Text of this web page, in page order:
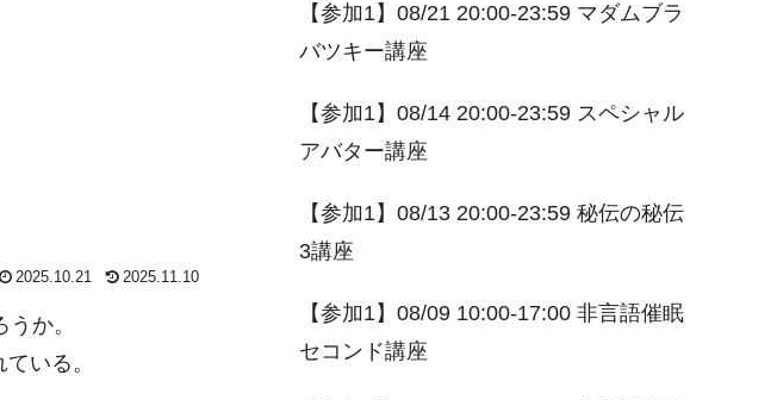
2025.10.21 2025.11.10
か。
いる。
【参加1】08/21 20:00-23:59 マダムブラ
バツキー講座
【参加1】08/14 20:00-23:59 スペシャル
アバター講座
【参加1】08/13 20:00-23:59 秘伝の秘伝
3講座
【参加1】08/09 10:00-17:00 非言語催眠
セコンド講座